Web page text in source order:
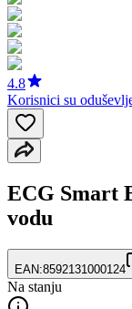
4.8
Korisnici su
ECG Smart
vodu
EAN:8592131000124
Na stanju